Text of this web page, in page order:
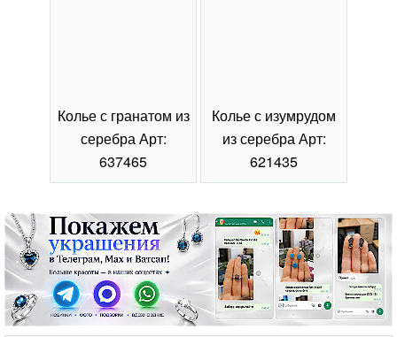
Колье с гранатом из
серебра Арт:
637465
Колье с изумрудом
из серебра Арт:
621435